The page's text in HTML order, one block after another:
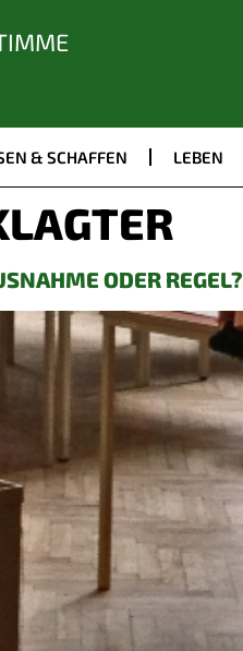
& SCHAFFEN LEBEN
ODER REGEL?